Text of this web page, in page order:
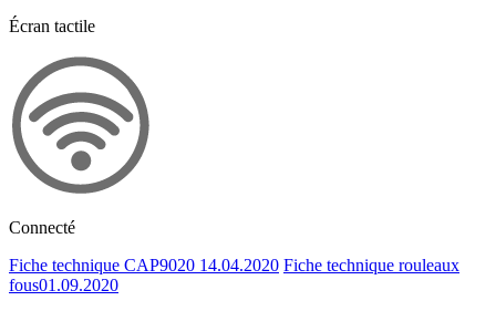
Écran tactile
Connecté
Fiche technique CAP9020 14.04.2020 Fiche technique rouleaux
fous01.09.2020